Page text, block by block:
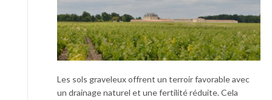
Les sols graveleux offrent un terroir favorable avec
un drainage naturel et une fertilité réduite. Cela